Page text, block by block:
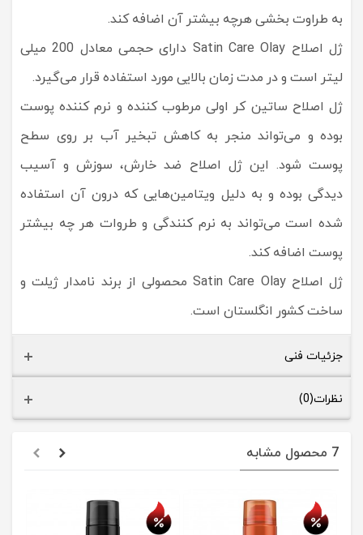
به طراوت بخشی هرچه بیشتر آن اضافه کند.
ژل اصلاح Satin Care Olay دارای حجمی معادل 200 میلی
لیتر است و در مدت زمان بالایی مورد استفاده قرار می‌گیرد.
ژل اصلاح ساتین کر اولی مرطوب کننده و نرم کننده پوست
بوده و می‌تواند منجر به کاهش تبخیر آب بر روی سطح
پوست شود. این ژل اصلاح ضد خارش، سوزش و آسیب
دیدگی بوده و به دلیل ویتامین‌هایی که درون آن استفاده
شده است می‌تواند به نرم کنندگی و طروات هر چه بیشتر
پوست اضافه کند.
ژل اصلاح Satin Care Olay محصولی از برند نامدار ژیلت و
ساخت کشور انگلستان است.
جزئیات فنی
نظرات(0)
7 محصول مشابه
حراج